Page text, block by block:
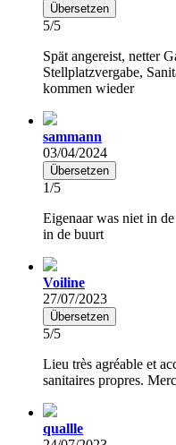
Übersetzen
5/5
Spät angereist, netter
Stellplatzvergabe,
kommen wieder
sammann
03/04/2024
Übersetzen
1/5
Eigenaar was niet in
in de buurt
Voiline
27/07/2023
Übersetzen
5/5
Lieu très agréable et
sanitaires propres.
quallle